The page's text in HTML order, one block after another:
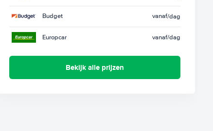
Budget vanaf/dag
Europcar vanaf/dag
Bekijk alle prijzen